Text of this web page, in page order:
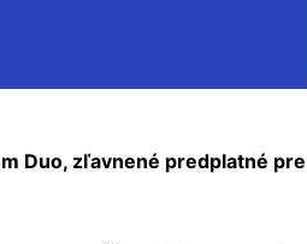
Duo, zľavnené predplatné pre